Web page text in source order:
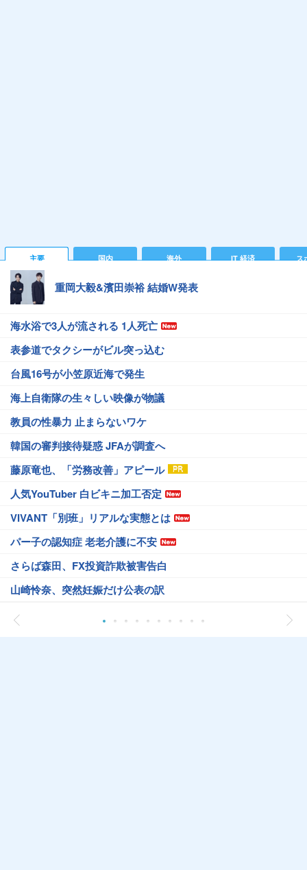
主要 国内 海外 IT 経済 ス
重岡大毅&濱田崇裕 結婚W発表
海水浴で3人が流される 1人死亡
表参道でタクシーがビル突っ込む
台風16号が小笠原近海で発生
海上自衛隊の生々しい映像が物議
教員の性暴力 止まらないワケ
韓国の審判接待疑惑 JFAが調査へ
藤原竜也、「労務改善」アピール
人気YouTuber 白ビキニ加工否定
VIVANT「別班」リアルな実態とは
パー子の認知症 老老介護に不安
さらば森田、FX投資詐欺被害告白
山崎怜奈、突然妊娠だけ公表の訳